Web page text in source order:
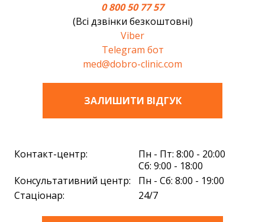
0 800 50 77 57
(Всі дзвінки безкоштовні)
Viber
Telegram бот
med@dobro-clinic.com
ЗАЛИШИТИ ВIДГУК
Контакт-центр:
Пн - Пт: 8:00 - 20:00
Сб: 9:00 - 18:00
Консультативний центр:
Пн - Сб: 8:00 - 19:00
Стаціонар:
24/7